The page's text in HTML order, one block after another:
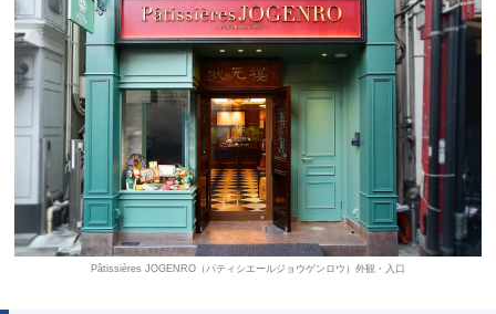
Pâtissières JOGENRO（パティシエールジョウゲンロウ）外観・入口